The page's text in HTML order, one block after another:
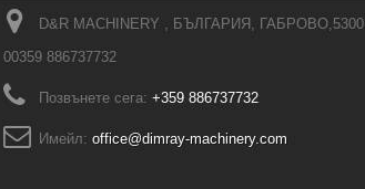
D&R MACHINERY , БЪЛГАРИЯ, ГАБРОВО,5300
00359 886737732
Позвънете сега: +359 886737732
Имейл: office@dimray-machinery.com